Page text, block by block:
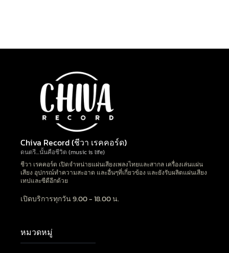
Chiva Record (ชีวา เรคคอร์ด)
ดนตรี…นั้นคือชีวิต (music is life)
ชีวา เรคคอร์ด เปิดจำหน่ายแผ่นเสียงเพลงไทยและสากล เครื่องเล่นแผ่น
เสียง อุปกรณ์ทำความสะอาด และอื่นๆที่เกี่ยวข้อง และยังรับผลิตแผ่นเสียง
เทปและซีดีอีกด้วย
เปิดบริการทุกวัน 9.00 - 18.00 น.
หมวดหมู่